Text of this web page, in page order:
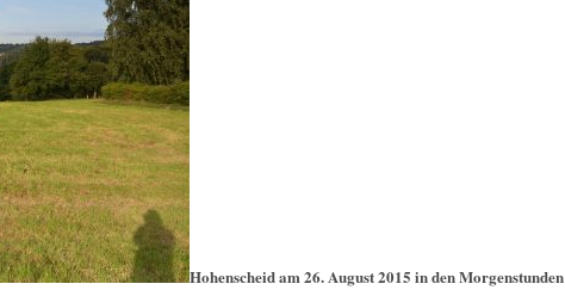
Hohenscheid am 26. August 2015 in den Morgenstunden